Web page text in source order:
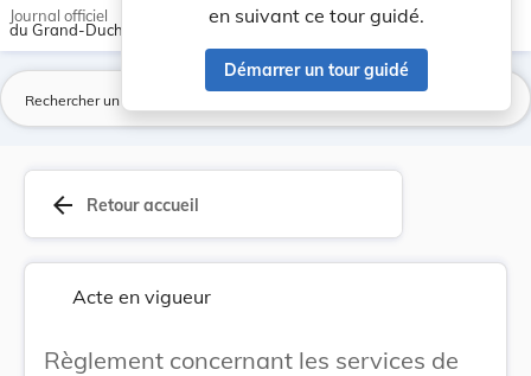
en suivant ce tour guidé.
Démarrer un tour guidé
Journal officiel
du Grand-Duché de Luxembourg
arrow_back Retour accueil
Acte en vigueur
Règlement concernant les services de